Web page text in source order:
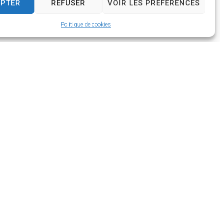
REFUSER VOIR LES PRÉFÉRENCES
Politique de cookies